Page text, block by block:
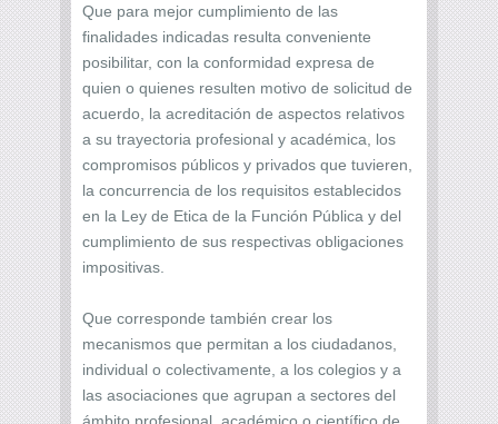
Que para mejor cumplimiento de las
finalidades indicadas resulta conveniente
posibilitar, con la conformidad expresa de
quien o quienes resulten motivo de solicitud de
acuerdo, la acreditación de aspectos relativos
a su trayectoria profesional y académica, los
compromisos públicos y privados que tuvieren,
la concurrencia de los requisitos establecidos
en la Ley de Etica de la Función Pública y del
cumplimiento de sus respectivas obligaciones
impositivas.
Que corresponde también crear los
mecanismos que permitan a los ciudadanos,
individual o colectivamente, a los colegios y a
las asociaciones que agrupan a sectores del
ámbito profesional, académico o científico de